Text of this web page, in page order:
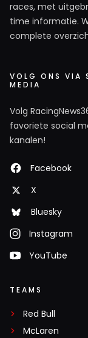
races, met
time informatie.
complete
VOLG ONS VIA
MEDIA
Volg
favoriete social
kanalen!
Facebook
X
Bluesky
Instagram
YouTube
TEAMS
Red Bull
McLaren